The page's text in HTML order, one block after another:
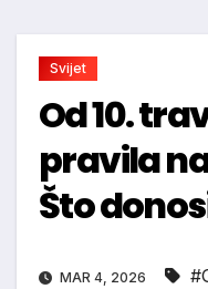
Svijet
Od 10.
pravila
Što
MAR 4, 2026